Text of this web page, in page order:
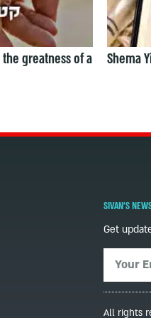
greatness of a
Shema
SIVAN'S
Get
All rights